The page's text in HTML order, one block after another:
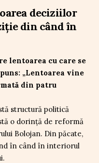
deciziilor
din când în
lentoarea cu care se
„Lentoarea vine
din patru
structură politică
o dorință de reformă
Bolojan. Din păcate,
în când în interiorul